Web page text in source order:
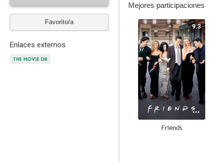
Favorito/a
Enlaces externos
Mejores participaciones
9.3
Friends